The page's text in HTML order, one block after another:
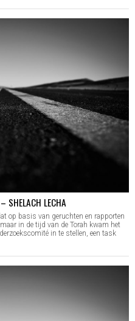
SHELACH LECHA
op basis van geruchten en rapporten
in de tijd van de Torah kwam het
in te stellen, een task